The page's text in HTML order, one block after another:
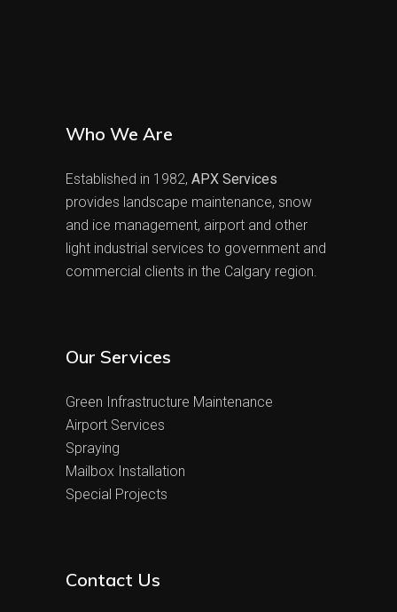
Who We Are
Established in 1982, APX Services
provides landscape maintenance, snow
and ice management, airport and other
light industrial services to government and
commercial clients in the Calgary region.
Our Services
Green Infrastructure Maintenance
Airport Services
Spraying
Mailbox Installation
Special Projects
Contact Us